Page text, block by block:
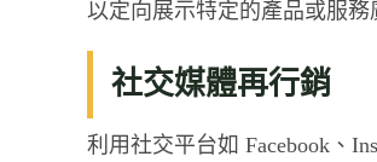
以定向展示特定的產品或服務
社交媒體再行銷
利用社交平台如 Facebook、